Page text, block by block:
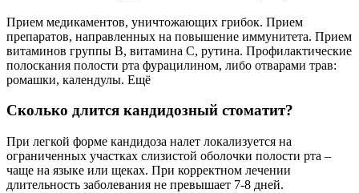
Прием медикаментов, уничтожающих грибок. Прием
препаратов, направленных на повышение иммунитета. Прием
витаминов группы В, витамина С, рутина. Профилактические
полоскания полости рта фурацилином, либо отварами трав:
ромашки, календулы. Ещё
Сколько длится кандидозный стоматит?
При легкой форме кандидоза налет локализуется на
ограниченных участках слизистой оболочки полости рта –
чаще на языке или щеках. При корректном лечении
длительность заболевания не превышает 7-8 дней.